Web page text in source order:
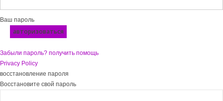
Ваш пароль
Забыли пароль? получить помощь
Privacy Policy
восстановление пароля
Восстановите свой пароль